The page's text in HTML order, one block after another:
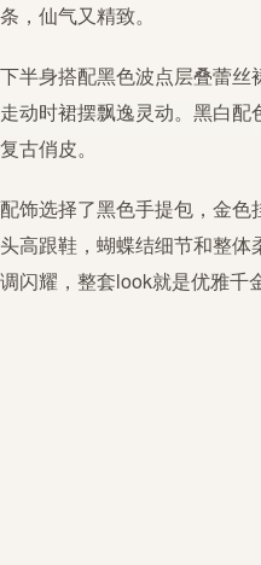
条，仙气又精致。
下半身搭配黑色波点层叠蕾丝
走动时裙摆飘逸灵动。黑白配
复古俏皮。
配饰选择了黑色手提包，金色
头高跟鞋，蝴蝶结细节和整
调闪耀，整套look就是优雅千